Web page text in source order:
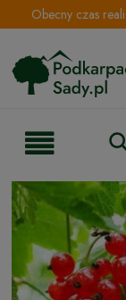
Obecny czas